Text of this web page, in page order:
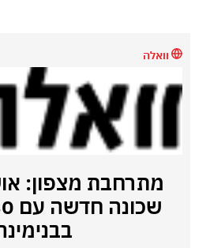
וואלה
מתרחבת מצפון: